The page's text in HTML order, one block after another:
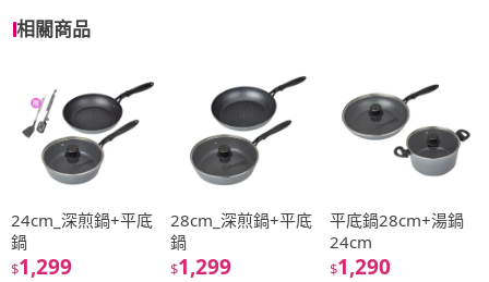
相關商品
24cm_深煎鍋+平底
鍋
$1,299
28cm_深煎鍋+平底
鍋
$1,299
平底鍋28cm+湯鍋
24cm
$1,290